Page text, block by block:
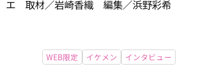
エ 取材／岩崎香織 編集／浜野彩希
WEB限定 イケメン インタビュー